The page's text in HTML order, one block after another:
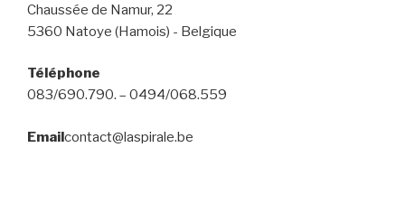
Chaussée de Namur, 22
5360 Natoye (Hamois) - Belgique
Téléphone
083/690.790. – 0494/068.559
Emailcontact@laspirale.be